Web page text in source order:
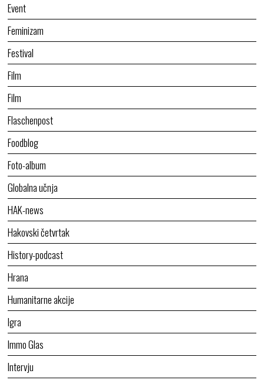
Event
Feminizam
Festival
Film
Film
Flaschenpost
Foodblog
Foto-album
Globalna učnja
HAK-news
Hakovski četvrtak
History-podcast
Hrana
Humanitarne akcije
Igra
Immo Glas
Intervju